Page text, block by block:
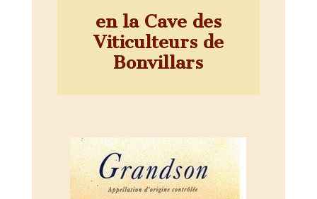
en la Cave des
Viticulteurs de
Bonvillars